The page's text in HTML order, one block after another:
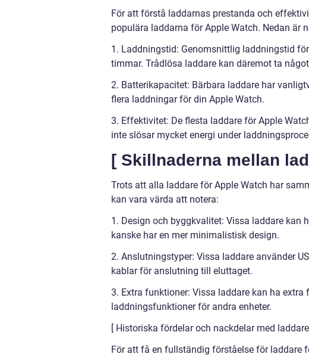
För att förstå laddarnas prestanda och
populära laddarna för Apple Watch. Nedan är
1. Laddningstid: Genomsnittlig laddningstid
timmar. Trådlösa laddare kan däremot ta
2. Batterikapacitet: Bärbara laddare har
flera laddningar för din Apple Watch.
3. Effektivitet: De flesta laddare för Apple
inte slösar mycket energi under
[ Skillnaderna mellan
Trots att alla laddare för Apple Watch har
kan vara värda att notera:
1. Design och byggkvalitet: Vissa laddare kan
kanske har en mer minimalistisk design.
2. Anslutningstyper: Vissa laddare använder
kablar för anslutning till eluttaget.
3. Extra funktioner: Vissa laddare kan ha
laddningsfunktioner för andra enheter.
[ Historiska fördelar och nackdelar med
För att få en fullständig förståelse för laddare